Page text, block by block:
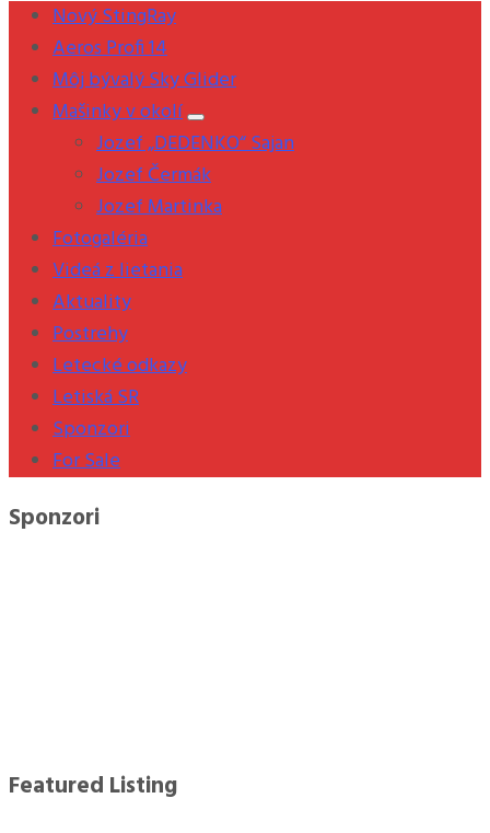
Nový StingRay
Aeros Profi 14
Môj bývalý Sky Glider
Mašinky v okolí
Jozef „DEDENKO“ Sajan
Jozef Čermák
Jozef Martinka
Fotogaléria
Videá z lietania
Aktuality
Postrehy
Letecké odkazy
Letiská SR
Sponzori
For Sale
Sponzori
Featured Listing